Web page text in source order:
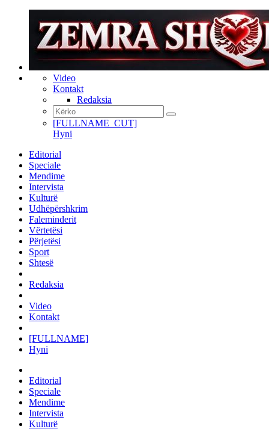
Video
Kontakt
Redaksia
[FULLNAME_CUT]
Hyni
Editorial
Speciale
Mendime
Intervista
Kulturë
Udhëpërshkrim
Faleminderit
Vërtetësi
Përjetësi
Sport
Shtesë
Redaksia
Video
Kontakt
[FULLNAME]
Hyni
Editorial
Speciale
Mendime
Intervista
Kulturë